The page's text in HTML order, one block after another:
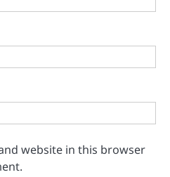
website in this browser